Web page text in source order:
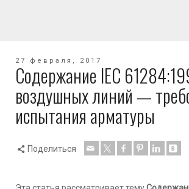
27 февраля, 2017
Содержание IEC
воздушных линий —
испытания арматуры
Поделиться